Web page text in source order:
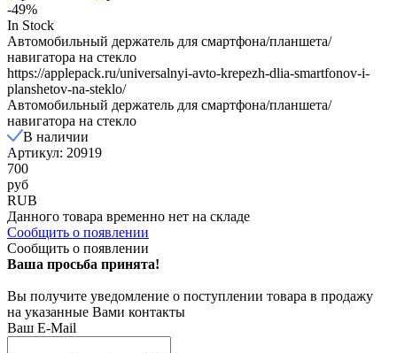
-49%
In Stock
Автомобильный держатель для смартфона/планшета/
навигатора на стекло
https://applepack.ru/universalnyi-avto-krepezh-dlia-smartfonov-i-
planshetov-na-steklo/
Автомобильный держатель для смартфона/планшета/
навигатора на стекло
В наличии
Артикул: 20919
700
руб
RUB
Данного товара временно нет на складе
Сообщить о появлении
Сообщить о появлении
Ваша просьба принята!
Вы получите уведомление о поступлении товара в продажу
на указанные Вами контакты
Ваш E-Mail